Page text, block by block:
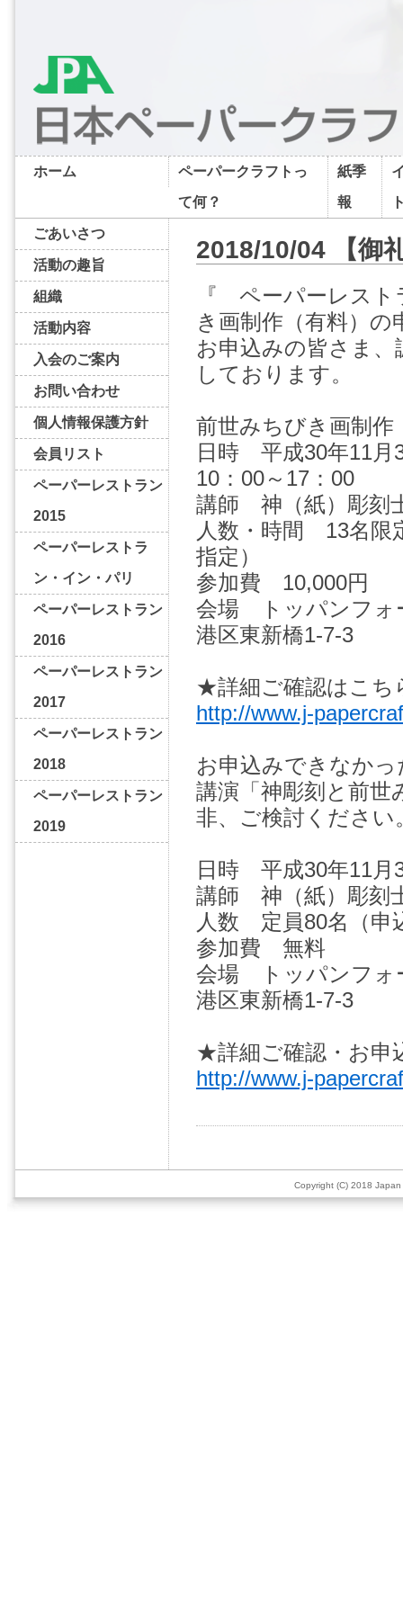
ホーム
ペーパークラフトっ
て何？
紙季
報
ごあいさつ
活動の趣旨
組織
活動内容
入会のご案内
お問い合わせ
個人情報保護方針
会員リスト
ペーパーレストラン
2015
ペーパーレストラ
ン・イン・パリ
ペーパーレストラン
2016
ペーパーレストラン
2017
ペーパーレストラン
2018
ペーパーレストラン
2019
2018/10/04 【御
『 ペーパーレス
き画制作（有料）
お申込みの皆さま
しております。
前世みちびき画制作
日時 平成30年11月
10：00～17：00
講師 神（紙）彫刻
人数・時間 13名限
指定）
参加費 10,000円
会場 トッパンフォ
港区東新橋1-7-3
★詳細ご確認はこ
http://www.j-
お申込みできなか
講演「神彫刻と前世
非、ご検討ください
日時 平成30年11月
講師 神（紙）彫刻
人数 定員80名（申
参加費 無料
会場 トッパンフォ
港区東新橋1-7-3
★詳細ご確認・お申
http://www.j-
Copyright (C) 2018